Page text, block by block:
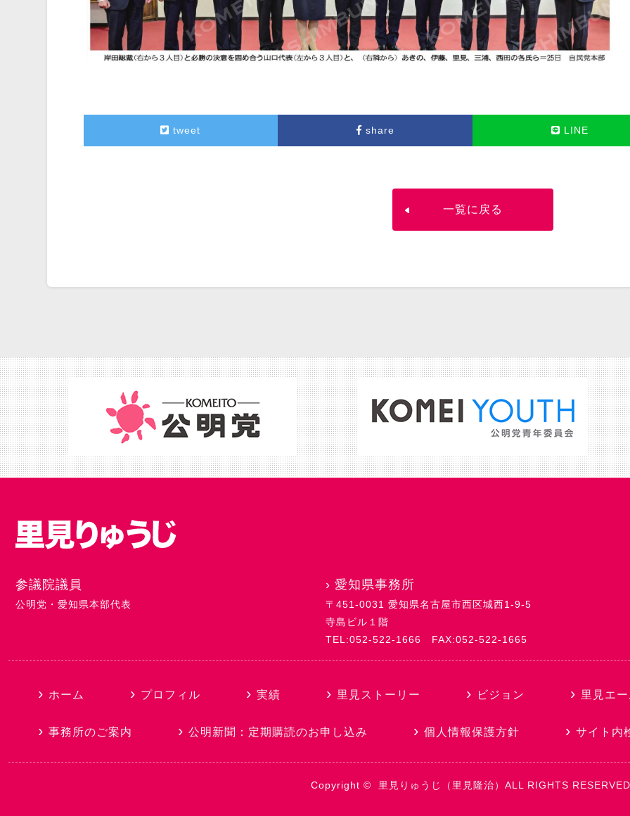
tweet share LINE
一覧に戻る
参議院議員
公明党・愛知県本部代表
› 愛知県事務所
〒451-0031 愛知県名古屋市西区城西1-9-5
寺島ビル１階
TEL:052-522-1666 FAX:052-522-1665
ホーム プロフィル 実績 里見ストーリー ビジョン 里見エ
事務所のご案内 公明新聞：定期購読のお申し込み 個人情報保護方針 サイト内
Copyright © 里見りゅうじ（里見隆治） ALL RIGHTS